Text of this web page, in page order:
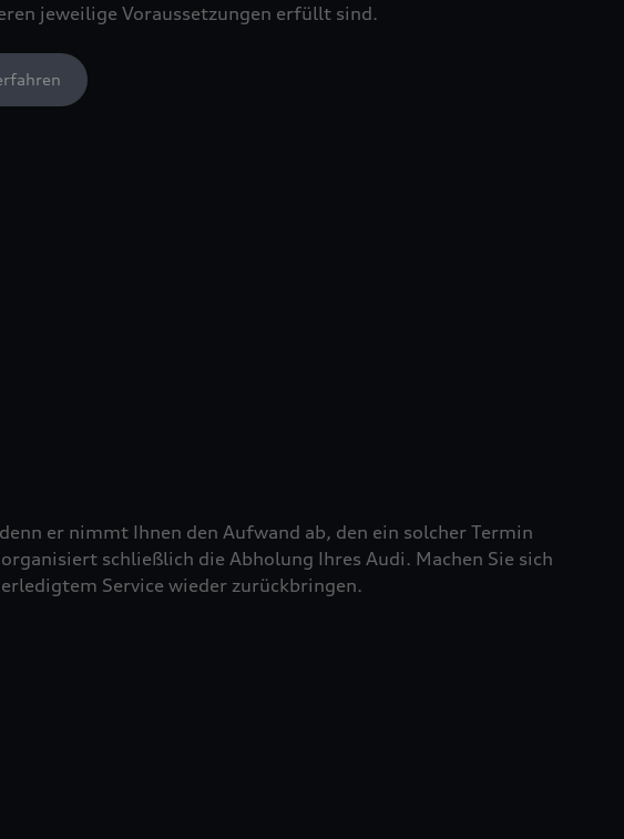
jeweilige Voraussetzungen erfüllt sind.
er nimmt Ihnen den Aufwand ab, den ein solcher Termin
schließlich die Abholung Ihres Audi. Machen Sie sich
Service wieder zurückbringen.